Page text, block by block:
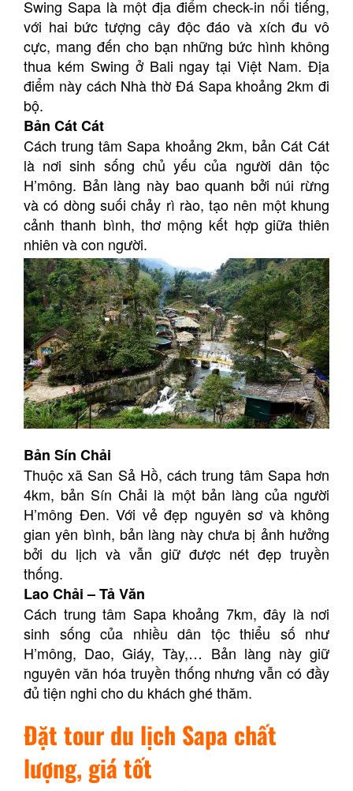
Swing Sapa là một địa điểm check-in nổi tiếng,
với hai bức tượng cây độc đáo và xích đu vô
cực, mang đến cho bạn những bức hình không
thua kém Swing ở Bali ngay tại Việt Nam. Địa
điểm này cách Nhà thờ Đá Sapa khoảng 2km đi
bộ.
Bản Cát Cát
Cách trung tâm Sapa khoảng 2km, bản Cát Cát
là nơi sinh sống chủ yếu của người dân tộc
H’mông. Bản làng này bao quanh bởi núi rừng
và có dòng suối chảy rì rào, tạo nên một khung
cảnh thanh bình, thơ mộng kết hợp giữa thiên
nhiên và con người.
Bản Sín Chải
Thuộc xã San Sả Hồ, cách trung tâm Sapa hơn
4km, bản Sín Chải là một bản làng của người
H’mông Đen. Với vẻ đẹp nguyên sơ và không
gian yên bình, bản làng này chưa bị ảnh hưởng
bởi du lịch và vẫn giữ được nét đẹp truyền
thống.
Lao Chải – Tả Văn
Cách trung tâm Sapa khoảng 7km, đây là nơi
sinh sống của nhiều dân tộc thiểu số như
H’mông, Dao, Giáy, Tày,… Bản làng này giữ
nguyên văn hóa truyền thống nhưng vẫn có đầy
đủ tiện nghi cho du khách ghé thăm.
Đặt tour du lịch Sapa chất
lượng, giá tốt